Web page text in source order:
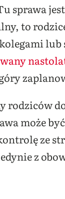
sprawa
to
rodziców
może
ze
z